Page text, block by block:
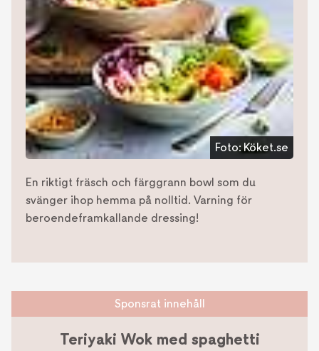
Foto:Köket.se
En riktigt fräsch och färggrann bowl som du
svänger ihop hemma på nolltid. Varning för
beroendeframkallande dressing!
Sponsrat innehåll
Teriyaki Wok med spaghetti